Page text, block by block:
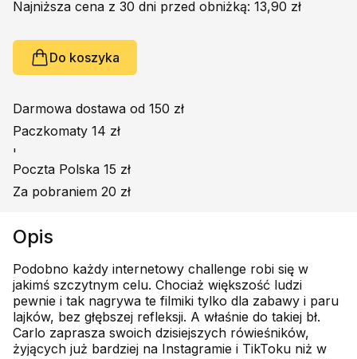
Najniższa cena z 30 dni przed obniżką: 13,90 zł
Do koszyka
Darmowa dostawa od 150 zł
Paczkomaty 14 zł
'
Poczta Polska 15 zł
Za pobraniem 20 zł
Opis
Podobno każdy internetowy challenge robi się w
jakimś szczytnym celu. Chociaż większość ludzi
pewnie i tak nagrywa te filmiki tylko dla zabawy i paru
lajków, bez głębszej refleksji. A właśnie do takiej bł.
Carlo zaprasza swoich dzisiejszych rówieśników,
żyjących już bardziej na Instagramie i TikToku niż w